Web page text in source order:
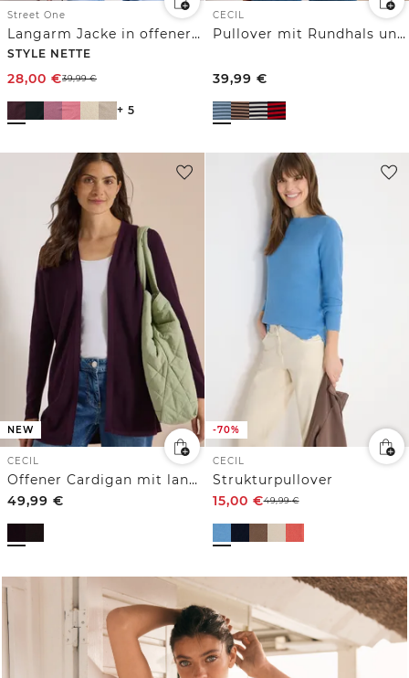
Street One
Langarm Jacke in offener Passform
STYLE NETTE
28,00 €39,99€
+ 5
CECIL
Pullover mit Rundhals und Streifen
39,99 €
NEW
CECIL
Offener Cardigan mit langen Ärmeln
49,99 €
-70%
CECIL
Strukturpullover
15,00 €49,99€